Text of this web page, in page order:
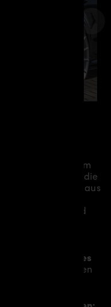
verleiht dem
und akzentuiert die
Material besteht aus
und anschließend
Mercedes
und einen